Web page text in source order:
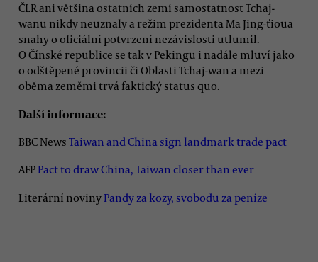
ČLR ani většina ostatních zemí samostatnost Tchaj-
wanu nikdy neuznaly a režim prezidenta Ma Jing-ťioua
snahy o oficiální potvrzení nezávislosti utlumil.
O Čínské republice se tak v Pekingu i nadále mluví jako
o odštěpené provincii či Oblasti Tchaj-wan a mezi
oběma zeměmi trvá faktický status quo.
Další informace:
BBC News Taiwan and China sign landmark trade pact
AFP Pact to draw China, Taiwan closer than ever
Literární noviny Pandy za kozy, svobodu za peníze